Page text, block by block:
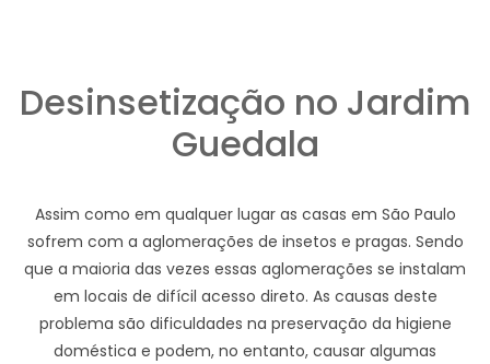
Desinsetização no Jardim
Guedala
Assim como em qualquer lugar as casas em São Paulo
sofrem com a aglomerações de insetos e pragas. Sendo
que a maioria das vezes essas aglomerações se instalam
em locais de difícil acesso direto. As causas deste
problema são dificuldades na preservação da higiene
doméstica e podem, no entanto, causar algumas